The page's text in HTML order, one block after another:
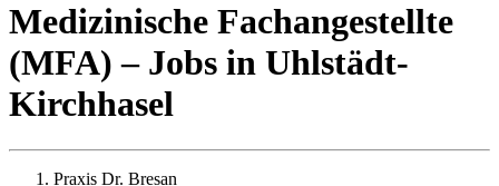
Medizinische Fachangestellte
(MFA) – Jobs in Uhlstädt-
Kirchhasel
Praxis Dr. Bresan